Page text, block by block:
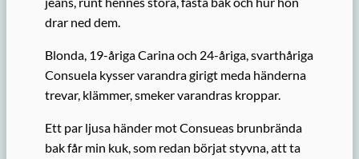
drar ned dem.
Blonda, 19-åriga Carina och 24-åriga, svarthåriga
Consuela kysser varandra girigt meda händerna
trevar, klämmer, smeker varandras kroppar.
Ett par ljusa händer mot Consueas brunbrända
bak får min kuk, som redan börjat styvna, att ta